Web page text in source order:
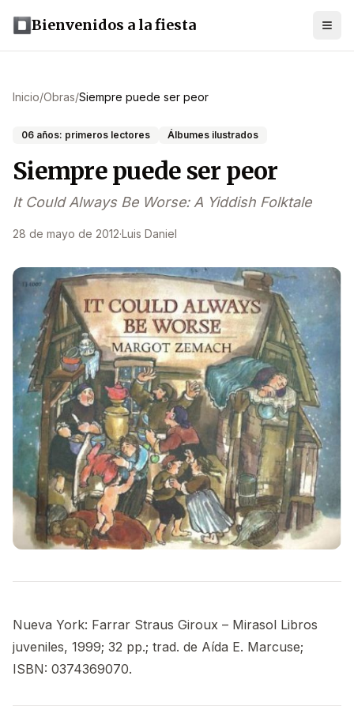
Bienvenidos a la fiesta
Inicio/Obras/Siempre puede ser peor
06 años: primeros lectores Álbumes ilustrados
Siempre puede ser peor
It Could Always Be Worse: A Yiddish Folktale
28 de mayo de 2012·Luis Daniel
Nueva York: Farrar Straus Giroux – Mirasol Libros
juveniles, 1999; 32 pp.; trad. de Aída E. Marcuse;
ISBN: 0374369070.